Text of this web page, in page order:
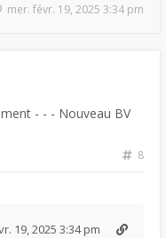
mer. févr. 19, 2025 3:34 pm
- - - Nouveau BV
8
19, 2025 3:34 pm